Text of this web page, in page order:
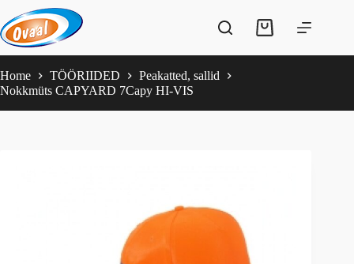
to
content
Shopping
Home TÖÖRIIDED
Peakatted, sallid
Nokkmüts CAPYARD 7Capy HI-VIS